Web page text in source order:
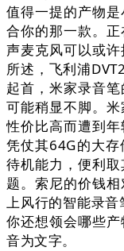
值得一提的产物
合你的那一款。
声麦克风可以或
所述，飞利浦
起首，米家录音
可能稍显不脚。
性价比高而遭到
凭仗其64G的大
待机能力，便利
题。索尼的价钱
上风行的智能录
你还想领会哪些
音为文字。